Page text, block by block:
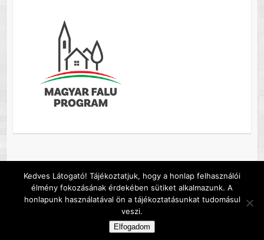
Copyright © 2026Szőc község honlapja . A sablont készítette:Colorlib
Működteti:WordPress
Default footer text
Kedves Látogató! Tájékoztatjuk, hogy a honlap felhasználói
élmény fokozásának érdekében sütiket alkalmazunk. A
honlapunk használatával ön a tájékoztatásunkat tudomásul
veszi.
Elfogadom